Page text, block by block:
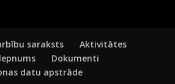
saraksts
Aktivitātes
Dokumenti
datu apstrāde